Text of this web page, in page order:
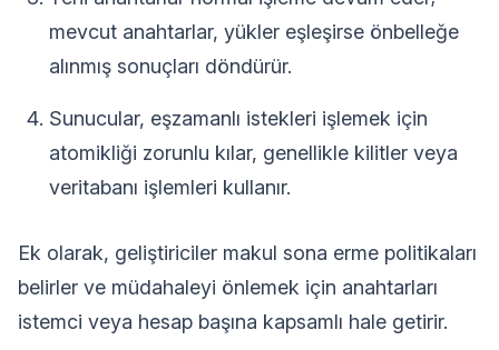
mevcut anahtarlar, yükler eşleşirse önbelleğe
alınmış sonuçları döndürür.
Sunucular, eşzamanlı istekleri işlemek için
atomikliği zorunlu kılar, genellikle kilitler veya
veritabanı işlemleri kullanır.
Ek olarak, geliştiriciler makul sona erme politikaları
belirler ve müdahaleyi önlemek için anahtarları
istemci veya hesap başına kapsamlı hale getirir.